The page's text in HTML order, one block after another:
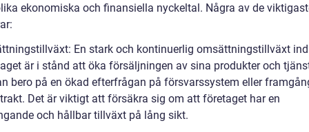
ekonomiska och finansiella nyckeltal. Några av de
En stark och kontinuerlig omsättningstillväxt
är i stånd att öka försäljningen av sina produkter och
bero på en ökad efterfrågan på försvarssystem eller
Det är viktigt att försäkra sig om att företaget har en
och hållbar tillväxt på lång sikt.